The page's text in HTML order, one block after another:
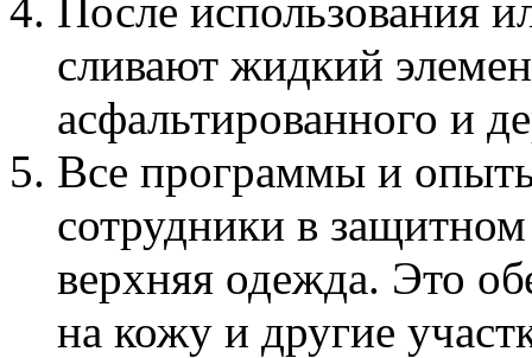
После использования
сливают жидкий
асфальтированного и
Все программы и
сотрудники в
верхняя одежда. Это
на кожу и другие